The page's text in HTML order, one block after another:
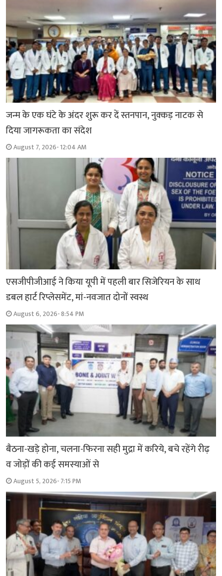
जन्म के एक घंटे के अंदर शुरू कर दें स्तनपान, नुक्कड़ नाटक से
दिया जागरूकता का संदेश
August 7, 2026- 12:04 AM
एसजीपीजीआई ने किया यूपी में पहली बार सिजेरियन के साथ
डबल हार्ट रिप्लेसमेंट, मां-नवजात दोनों स्वस्थ
August 6, 2026- 8:54 PM
बैठना-खड़े होना, चलना-फिरना सही मुद्रा में करिये, बचे रहेंगे रीढ़
व जोड़ों की कई समस्याओं से
August 5, 2026- 7:15 PM